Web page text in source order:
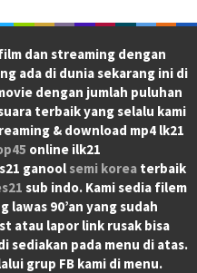
dan streaming dengan
ada di dunia sekarang ini di
dengan jumlah puluhan
terbaik yang selalu kami
& download mp4 lk21
online ilk21
ganool semi korea terbaik
sub indo. Kami sedia filem
lawas 90’an yang sudah
atau lapor link rusak bisa
sediakan pada menu di atas.
grup FB kami di menu.